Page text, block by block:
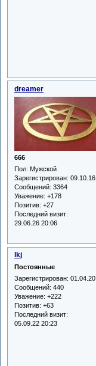
dreamer
666
Пол: Мужской
Зарегистрирован: 09.10.16
Сообщений: 3364
Уважение: +178
Позитив: +27
Последний визит:
29.06.26 20:06
lkj
Постоянные
Зарегистрирован: 01.04.20
Сообщений: 440
Уважение: +222
Позитив: +63
Последний визит:
05.09.22 20:23